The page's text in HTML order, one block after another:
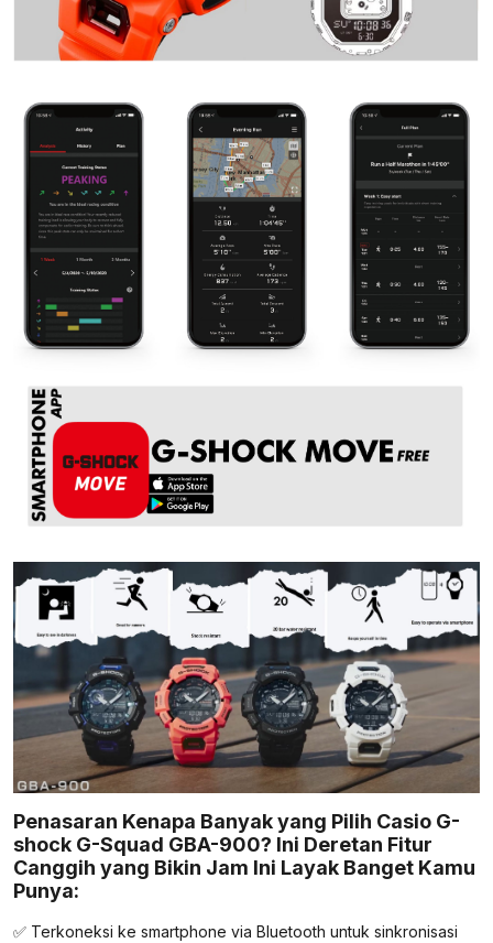
Penasaran Kenapa Banyak yang Pilih Casio G-
shock G-Squad GBA-900? Ini Deretan Fitur
Canggih yang Bikin Jam Ini Layak Banget Kamu
Punya:
✅ Terkoneksi ke smartphone via Bluetooth untuk sinkronisasi